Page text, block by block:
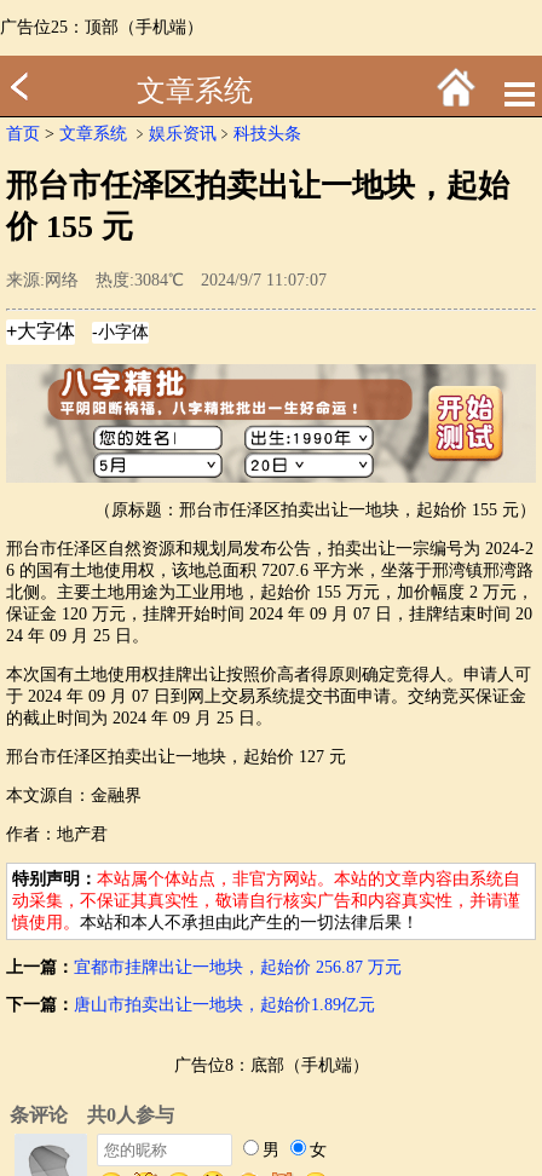
广告位25：顶部（手机端）
文章系统
首页 > 文章系统 ﹥ 娱乐资讯 ﹥ 科技头条
邢台市任泽区拍卖出让一地块，起始
价 155 元
来源:网络 热度:3084℃ 2024/9/7 11:07:07
（原标题：邢台市任泽区拍卖出让一地块，起始价 155 元）
邢台市任泽区自然资源和规划局发布公告，拍卖出让一宗编号为 2024-2
6 的国有土地使用权，该地总面积 7207.6 平方米，坐落于邢湾镇邢湾路
北侧。主要土地用途为工业用地，起始价 155 万元，加价幅度 2 万元，
保证金 120 万元，挂牌开始时间 2024 年 09 月 07 日，挂牌结束时间 20
24 年 09 月 25 日。
本次国有土地使用权挂牌出让按照价高者得原则确定竞得人。申请人可
于 2024 年 09 月 07 日到网上交易系统提交书面申请。交纳竞买保证金
的截止时间为 2024 年 09 月 25 日。
邢台市任泽区拍卖出让一地块，起始价 127 元
本文源自：金融界
作者：地产君
特别声明： 本站属个体站点，非官方网站。本站的文章内容由系统自
动采集，不保证其真实性，敬请自行核实广告和内容真实性，并请谨
慎使用。 本站和本人不承担由此产生的一切法律后果！
上一篇： 宜都市挂牌出让一地块，起始价 256.87 万元
下一篇： 唐山市拍卖出让一地块，起始价1.89亿元
广告位8：底部（手机端）